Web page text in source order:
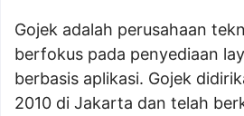
Gojek adalah perusahaan
berfokus pada penyediaan
berbasis aplikasi. Gojek
2010 di Jakarta dan telah